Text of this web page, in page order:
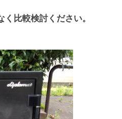
比較検討ください。